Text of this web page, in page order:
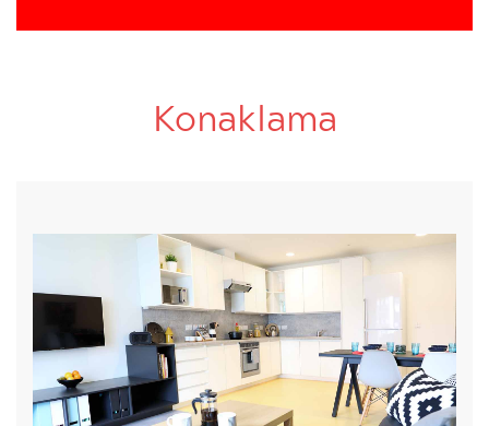
Konaklama